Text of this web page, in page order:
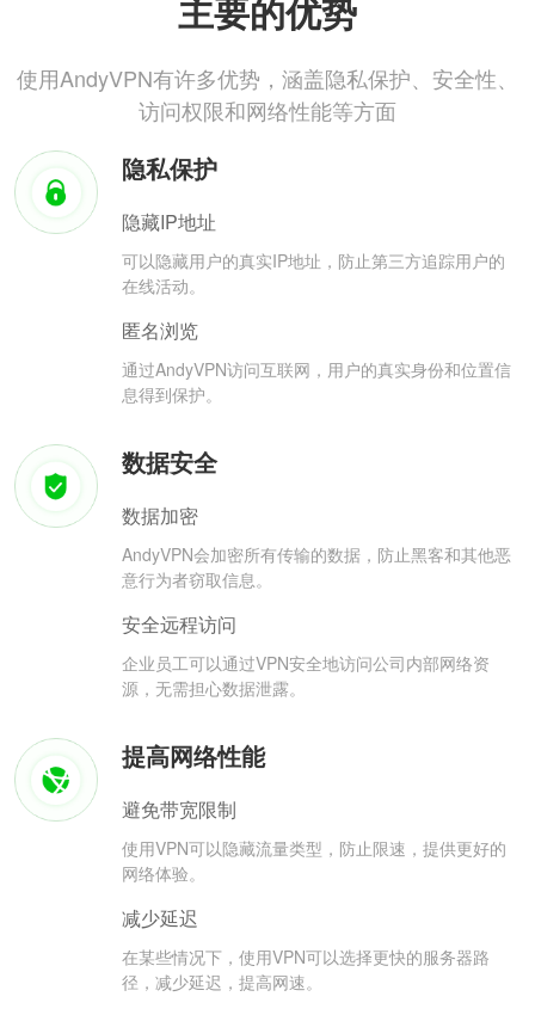
主要的优势
使用AndyVPN有许多优势，涵盖隐私保护、安全性、
访问权限和网络性能等方面
隐私保护
隐藏IP地址
可以隐藏用户的真实IP地址，防止第三方追踪用户的
在线活动。
匿名浏览
通过AndyVPN访问互联网，用户的真实身份和位置信
息得到保护。
数据安全
数据加密
AndyVPN会加密所有传输的数据，防止黑客和其他恶
意行为者窃取信息。
安全远程访问
企业员工可以通过VPN安全地访问公司内部网络资
源，无需担心数据泄露。
提高网络性能
避免带宽限制
使用VPN可以隐藏流量类型，防止限速，提供更好的
网络体验。
减少延迟
在某些情况下，使用VPN可以选择更快的服务器路
径，减少延迟，提高网速。